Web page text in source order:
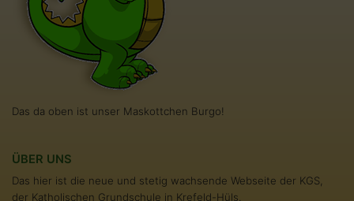
Das da oben ist unser Maskottchen Burgo!
ÜBER UNS
Das hier ist die neue und stetig wachsende Webseite der KGS,
der Katholischen Grundschule in Krefeld-Hüls.